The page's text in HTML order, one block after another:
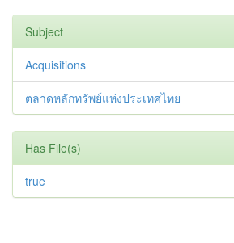
Subject
Acquisitions
ตลาดหลักทรัพย์แห่งประเทศไทย
Has File(s)
true